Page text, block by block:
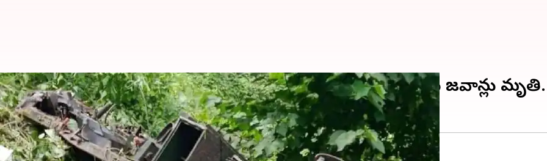
Army Vehicle Accident: సిక్కింలో ఘోర ప్రమాదం.. నలుగురు జవాన్లు
వ్రాసిన వారు Sirish Praharaju Sep 05, 2024 05:20 pm
ఈ వార్తాకథనం ఏంటి